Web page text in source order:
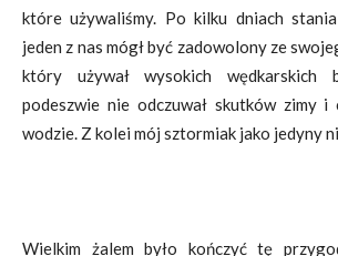
które używaliśmy. Po kilku dniach
jeden z nas mógł być zadowolony ze
który używał wysokich wędkarskich
podeszwie nie odczuwał skutków zimy i
wodzie. Z kolei mój sztormiak jako jedyny
Wielkim żalem było kończyć tę